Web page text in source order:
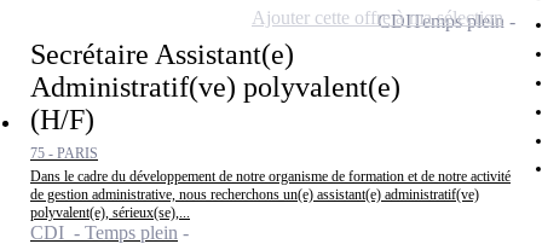
Secrétaire Assistant(e)
Administratif(ve) polyvalent(e)
(H/F)
75 - PARIS
Dans le cadre du développement de notre organisme de formation et de notre activité
de gestion administrative, nous recherchons un(e) assistant(e) administratif(ve)
polyvalent(e), sérieux(se),...
CDI - Temps plein
CDITemps plein
Ajouter cette offre à ma sélection